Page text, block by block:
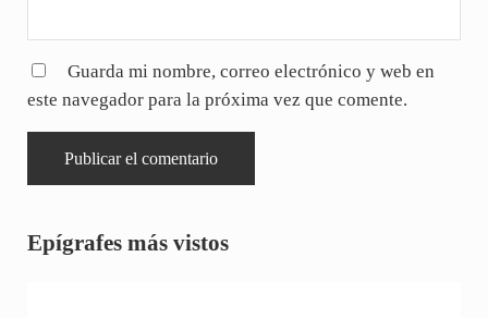
Guarda mi nombre, correo electrónico y web en
este navegador para la próxima vez que comente.
Sidebar
Epígrafes más vistos